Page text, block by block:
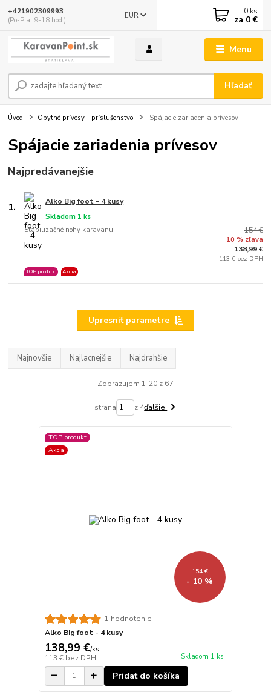
Menu
EUR
Hľadať
+421902309993
(Po-Pia, 9-18 hod.)
0 ks
za 0 €
Úvod Obytné prívesy - príslušenstvo Spájacie zariadenia prívesov
Spájacie zariadenia prívesov
Najpredávanejšie
1. Alko Big foot - 4 kusy
Stabilizačné nohy karavanu
Skladom 1 ks
TOP produkt Akcia
154 €
10 % zľava
138,99 €
113 € bez DPH
Upresniť parametre
Najnovšie Najlacnejšie Najdrahšie
Zobrazujem 1-20 z 67
strana z 4ďalšie
TOP produkt
Akcia
154 €
- 10 %
1 hodnotenie
Alko Big foot - 4 kusy
138,99 €/ks
113 € bez DPH Skladom 1 ks
Pridať do košíka